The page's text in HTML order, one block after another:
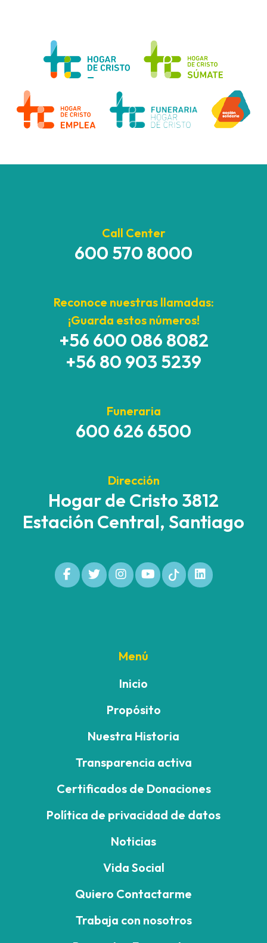
Call Center
600 570 8000
Reconoce nuestras llamadas:
¡Guarda estos números!
+56 600 086 8082
+56 80 903 5239
Funeraria
600 626 6500
Dirección
Hogar de Cristo 3812
Estación Central, Santiago
Menú
Inicio
Propósito
Nuestra Historia
Transparencia activa
Certificados de Donaciones
Política de privacidad de datos
Noticias
Vida Social
Quiero Contactarme
Trabaja con nosotros